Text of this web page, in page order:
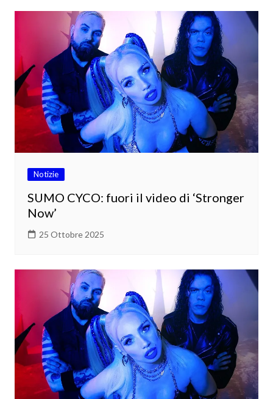
Notizie
SUMO CYCO: fuori il video di ‘Stronger
Now’
25 Ottobre 2025